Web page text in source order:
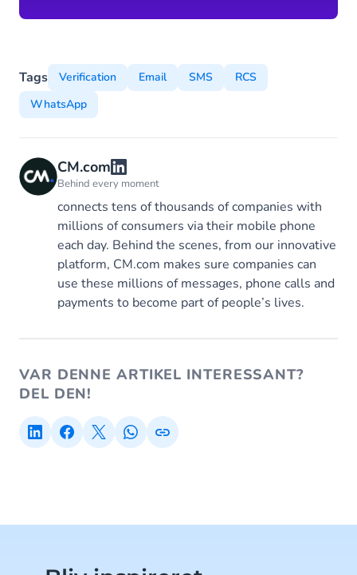
Tags Verification Email SMS
RCS
WhatsApp
CM.com
Behind every moment
connects tens of thousands of companies with
millions of consumers via their mobile phone
each day. Behind the scenes, from our innovative
platform, CM.com makes sure companies can
use these millions of messages, phone calls and
payments to become part of people’s lives.
VAR DENNE ARTIKEL INTERESSANT?
DEL DEN!